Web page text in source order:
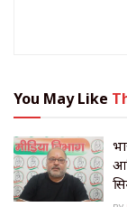
You May Like